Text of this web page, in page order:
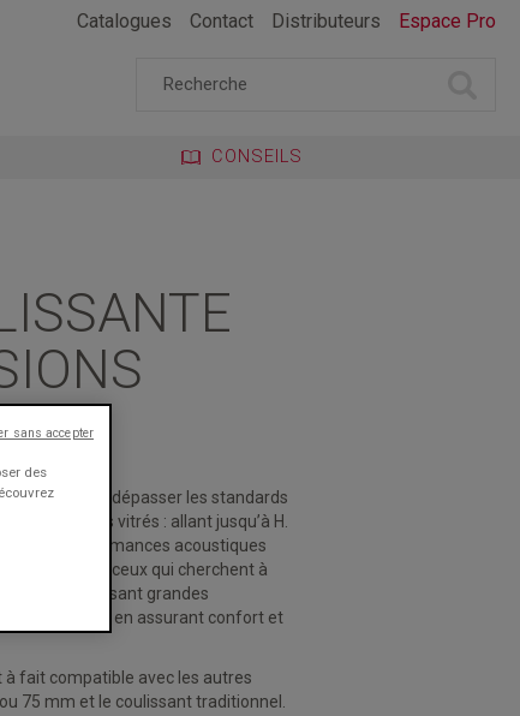
Catalogues Contact Distributeurs Espace Pro
CONSEILS
permet de dépasser les standards
volumes vitrés : allant jusqu’à H.
des performances acoustiques
parfait pour ceux qui cherchent à
Ce coulissant grandes
maison tout en assurant confort et
fait compatible avec les autres
75 mm et le coulissant traditionnel.
des
sans accepter